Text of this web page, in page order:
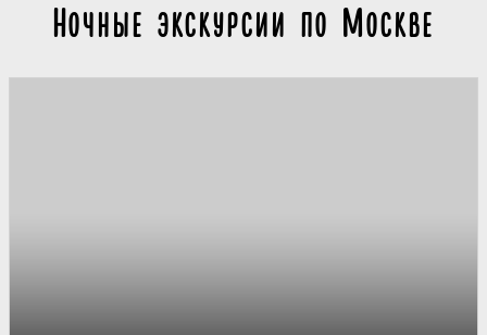
Ночные экскурсии по Москве